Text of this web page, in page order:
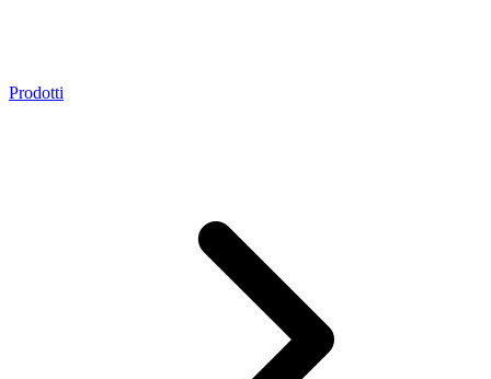
Prodotti